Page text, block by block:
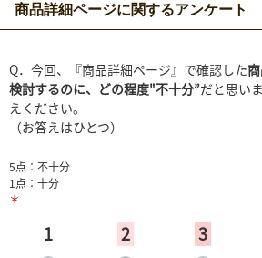
商品詳細ページに関するアンケート